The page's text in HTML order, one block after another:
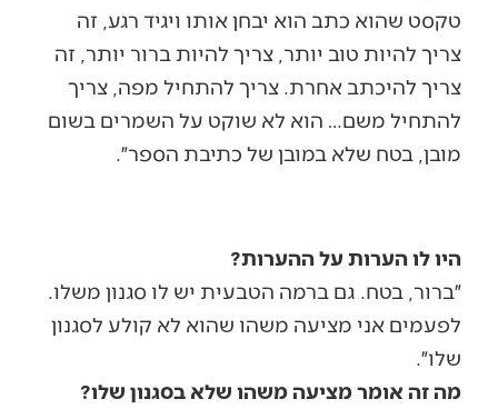
טקסט שהוא כתב הוא יבחן אותו ויגיד רגע, זה
צריך להיות טוב יותר, צריך להיות ברור יותר, זה
צריך להיכתב אחרת. צריך להתחיל מפה, צריך
להתחיל משם… הוא לא שוקט על השמרים בשום
מובן, בטח שלא במובן של כתיבת הספר״.
היו לו הערות על ההערות?
״ברור, בטח. גם ברמה הטבעית יש לו סגנון משלו.
לפעמים אני מציעה משהו שהוא לא קולע לסגנון
שלו״.
מה זה אומר מציעה משהו שלא בסגנון שלו?